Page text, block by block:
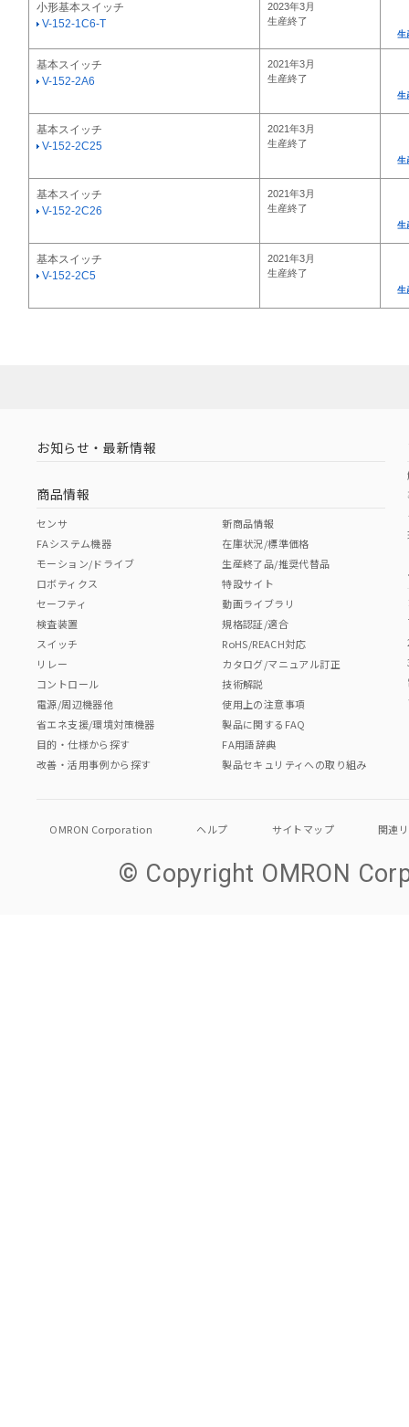
小形基本スイッチ
V-152-1C6-T
2023年3月
生産終了
生
基本スイッチ
V-152-2A6
2021年3月
生産終了
生
基本スイッチ
V-152-2C25
2021年3月
生産終了
生
基本スイッチ
V-152-2C26
2021年3月
生産終了
生
基本スイッチ
V-152-2C5
2021年3月
生産終了
生
お知らせ・最新情報
商品情報
センサ
FAシステム機器
モーション/ドライブ
ロボティクス
セーフティ
検査装置
スイッチ
リレー
コントロール
電源/周辺機器他
省エネ支援/環境対策機器
目的・仕様から探す
改善・活用事例から探す
新商品情報
在庫状況/標準価格
生産終了品/推奨代替品
特設サイト
動画ライブラリ
規格認証/適合
RoHS/REACH対応
カタログ/マニュアル訂正
技術解説
使用上の注意事項
製品に関するFAQ
FA用語辞典
製品セキュリティへの取り組み
OMRON Corporation ヘルプ サイトマップ 関連
© Copyright OMRON